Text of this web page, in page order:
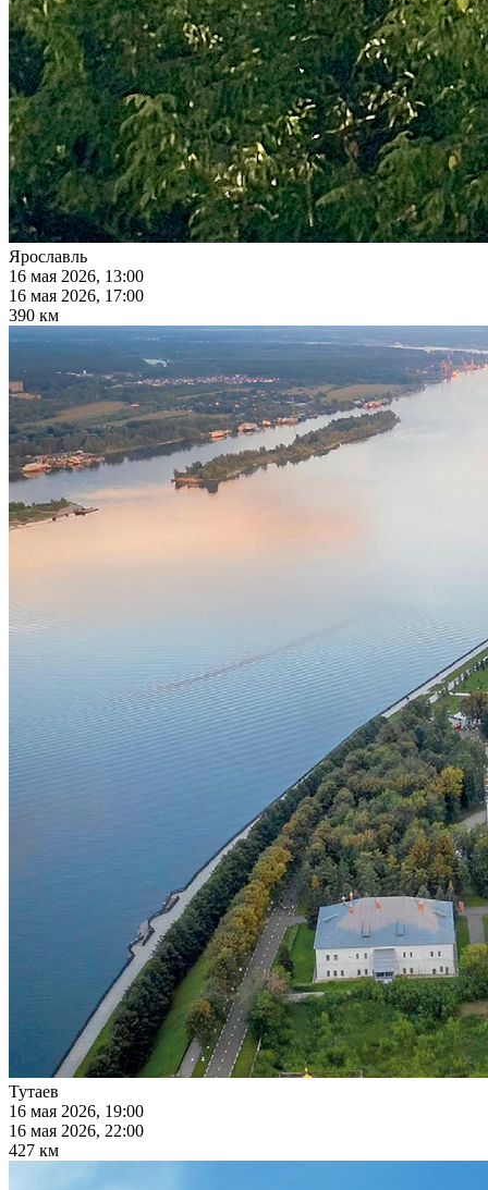
Ярославль
16 мая 2026, 13:00
16 мая 2026, 17:00
390 км
Тутаев
16 мая 2026, 19:00
16 мая 2026, 22:00
427 км